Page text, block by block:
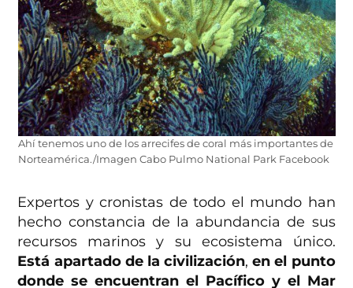
Ahí tenemos uno de los arrecifes de coral más importantes de
Norteamérica./Imagen Cabo Pulmo National Park Facebook
Expertos y cronistas de todo el mundo han
hecho constancia de la abundancia de sus
recursos marinos y su ecosistema único.
Está apartado de la civilización,en el punto
donde se encuentran el Pacífico y el Mar